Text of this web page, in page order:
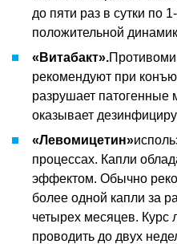
до пяти раз в сутки по
положительной
«Витабакт».
рекомендуют при
разрушает патогенные
оказывает
«Левомицетин»
процессах. Капли
эффектом. Обычно
более одной капли за
четырех месяцев. Курс
проводить до двух